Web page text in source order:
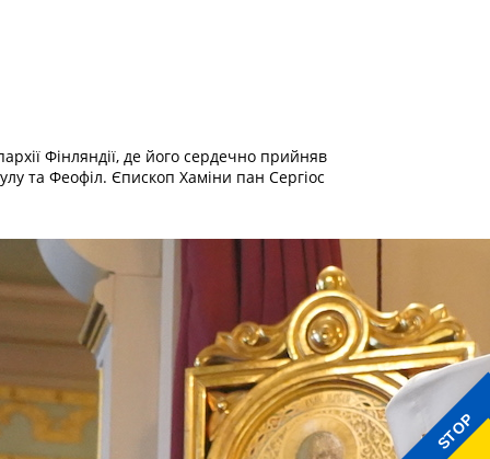
STOP
Фінляндії, де його сердечно прийняв
та Феофіл. Єпископ Хаміни пан Сергіос